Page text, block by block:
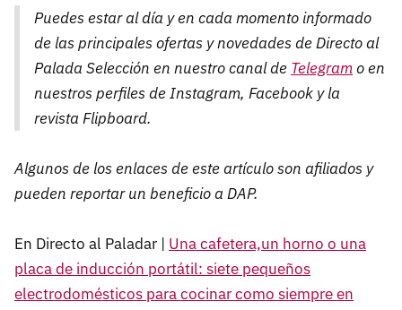
Puedes estar al día y en cada momento informado
de las principales ofertas y novedades de Directo al
Palada Selección en nuestro canal de Telegramo en
nuestros perfiles de Instagram, Facebook y la
revista Flipboard.
Algunos de los enlaces de este artículo son afiliados y
pueden reportar un beneficio a DAP.
En Directo al Paladar | Una cafetera,un horno o una
placa de inducción portátil: siete pequeños
electrodomésticos para cocinar como siempre en